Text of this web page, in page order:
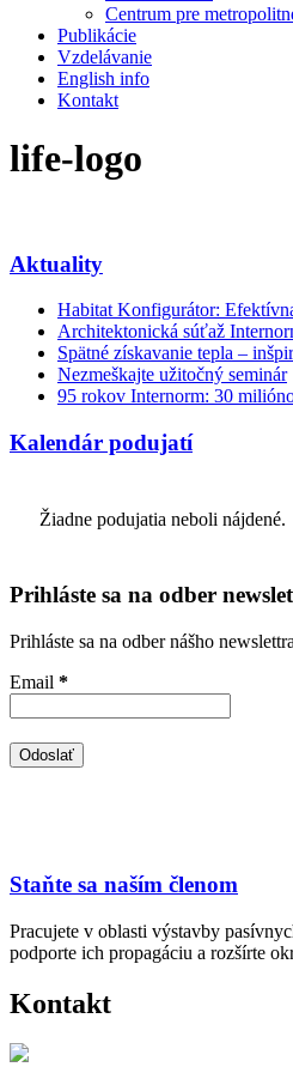
Centrum pre
Publikácie
Vzdelávanie
English info
Kontakt
life-logo
Aktuality
Habitat Konfigurátor:
Architektonická súťaž
Spätné získavanie tepla –
Nezmeškajte užitočný seminár
95 rokov Internorm: 30
Kalendár podujatí
Žiadne podujatia neboli nájdené.
Prihláste sa na odber
Prihláste sa na odber nášho
Email *
Staňte sa naším členom
Pracujete v oblasti výstavby
podporte ich propagáciu a rozšírte
Kontakt